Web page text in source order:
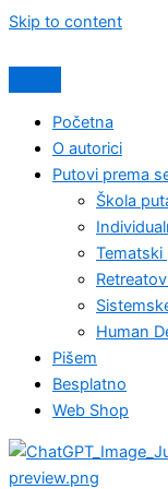
Skip to content
Početna
O autorici
Putovi prema
Škola
Tematski
Human
Pišem
Besplatno
Web Shop